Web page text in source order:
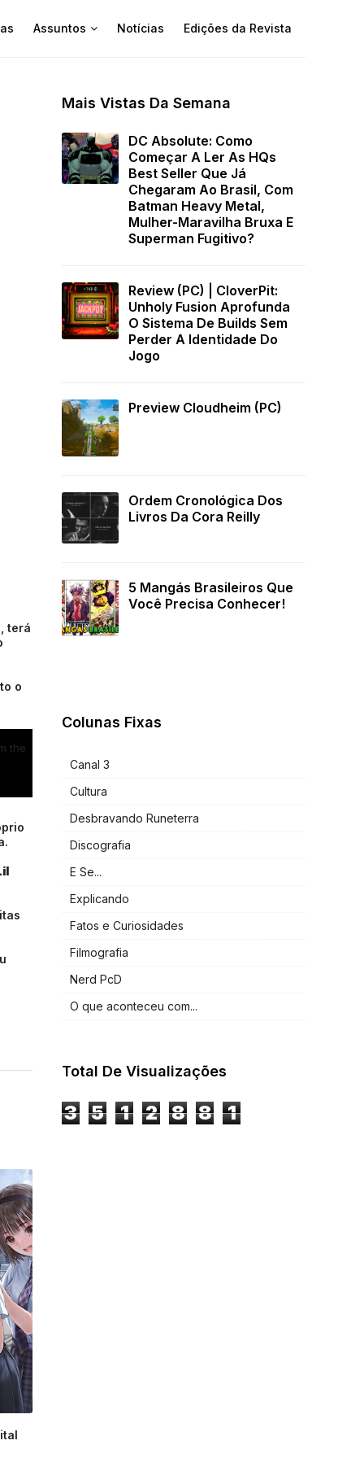
Assuntos Notícias Edições da Revista
terá
o
the
Mais Vistas Da Semana
DC Absolute: Como
Começar A Ler As HQs
Best Seller Que Já
Chegaram Ao Brasil, Com
Batman Heavy Metal,
Mulher-Maravilha Bruxa E
Superman Fugitivo?
Review (PC) | CloverPit:
Unholy Fusion Aprofunda
O Sistema De Builds Sem
Perder A Identidade Do
Jogo
Preview Cloudheim (PC)
Ordem Cronológica Dos
Livros Da Cora Reilly
5 Mangás Brasileiros Que
Você Precisa Conhecer!
Colunas Fixas
Canal 3
Cultura
Desbravando Runeterra
Discografia
E Se...
Explicando
Fatos e Curiosidades
Filmografia
Nerd PcD
O que aconteceu com...
Total De Visualizações
3 5 1 2 8 8 1